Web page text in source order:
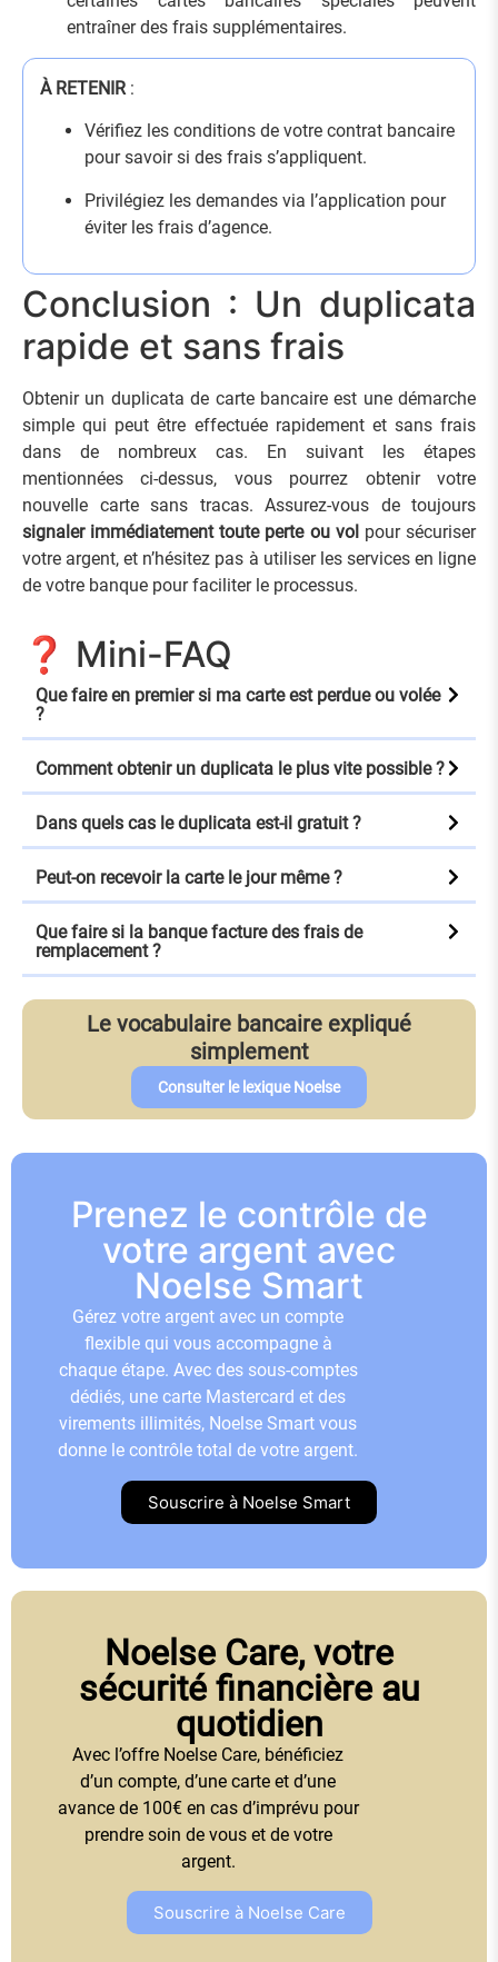
entraîner des frais supplémentaires.
À RETENIR :
Vérifiez les conditions de votre contrat bancaire
pour savoir si des frais s’appliquent.
Privilégiez les demandes via l’application pour
éviter les frais d’agence.
Conclusion : Un duplicata
rapide et sans frais
Obtenir un duplicata de carte bancaire est une démarche
simple qui peut être effectuée rapidement et sans frais
dans de nombreux cas. En suivant les étapes
mentionnées ci-dessus, vous pourrez obtenir votre
nouvelle carte sans tracas. Assurez-vous de toujours
signaler immédiatement toute perte ou volpour sécuriser
votre argent, et n’hésitez pas à utiliser les services en ligne
de votre banque pour faciliter le processus.
❓ Mini-FAQ
Que faire en premier si ma carte est perdue ou volée
?
Comment obtenir un duplicata le plus vite possible ?
Dans quels cas le duplicata est-il gratuit ?
Peut-on recevoir la carte le jour même ?
Que faire si la banque facture des frais de
remplacement ?
Le vocabulaire bancaire expliqué
simplement
Consulter le lexique Noelse
Prenez le contrôle de
votre argent avec
Noelse Smart
Gérez votre argent avec un compte
flexible qui vous accompagne à
chaque étape. Avec des sous-comptes
dédiés, une carte Mastercard et des
virements illimités, Noelse Smart vous
donne le contrôle total de votre argent.
Souscrire à Noelse Smart
Noelse Care, votre
sécurité financière au
quotidien
Avec l’offre Noelse Care, bénéficiez
d’un compte, d’une carte et d’une
avance de 100€ en cas d’imprévu pour
prendre soin de vous et de votre
argent.
Souscrire à Noelse Care